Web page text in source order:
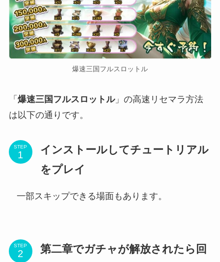
爆速三国フルスロットル
「 爆速三国フルスロットル」の高速リセマラ方法
は以下の通りです。
STEP
インストールしてチュートリアル
をプレイ
一部スキップできる場面もあります。
STEP
第二章でガチャが解放されたら回